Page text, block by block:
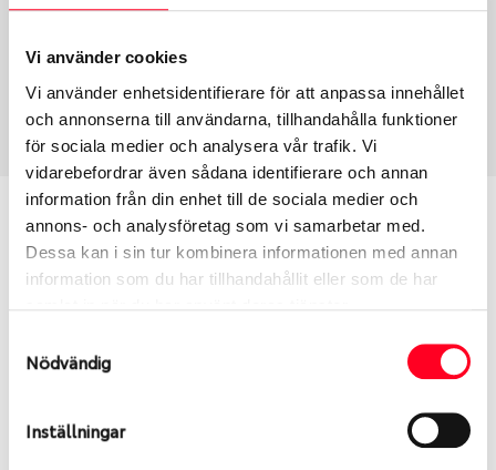
Vi använder cookies
Vi använder enhetsidentifierare för att anpassa innehållet
och annonserna till användarna, tillhandahålla funktioner
för sociala medier och analysera vår trafik. Vi
vidarebefordrar även sådana identifierare och annan
information från din enhet till de sociala medier och
annons- och analysföretag som vi samarbetar med.
Dessa kan i sin tur kombinera informationen med annan
information som du har tillhandahållit eller som de har
Nödvändig
Inställningar
Fälg PV/C LM 19
26
Centre Diameter
112
Art nummer
13968
Passar denna fälg min bil?
Ange registreringsnummer för att se om den fälg
Ibland kan fälgen ha bytts ut under årens lopp och
inte vara samma dimension som bilen hade ut från